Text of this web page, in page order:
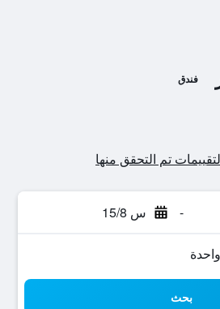
فندق
- س 15/8
بحث